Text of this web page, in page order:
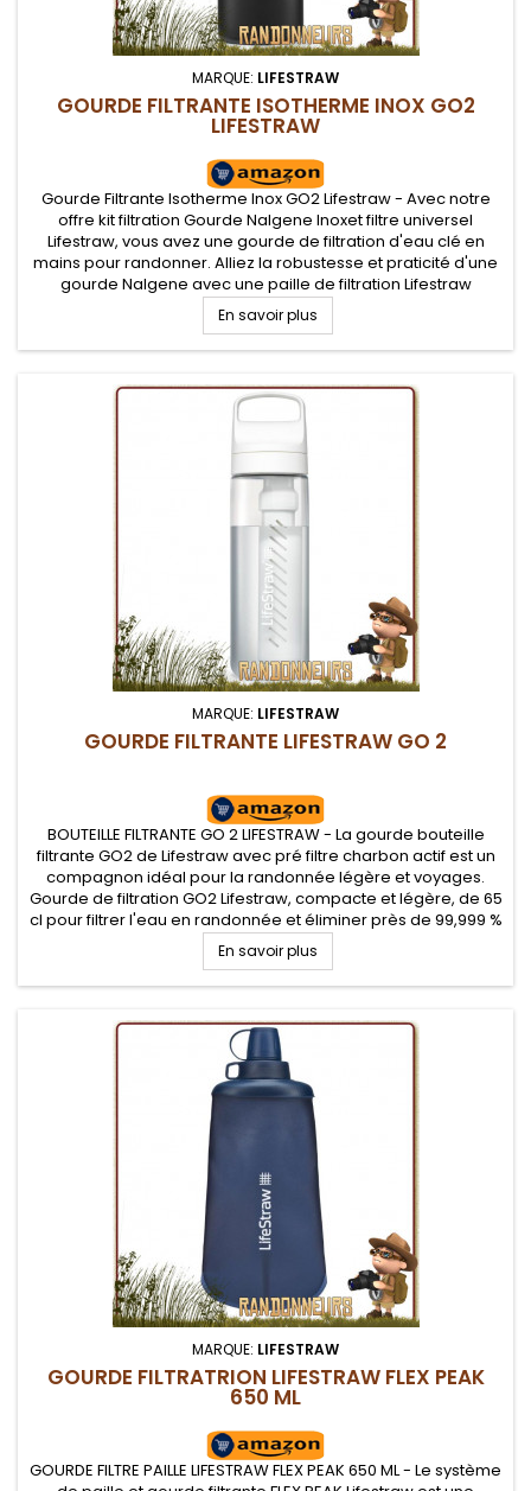
MARQUE: LIFESTRAW
GOURDE FILTRANTE ISOTHERME INOX GO2
LIFESTRAW
Gourde Filtrante Isotherme Inox GO2 Lifestraw - Avec notre
offre kit filtration Gourde Nalgene Inoxet filtre universel
Lifestraw, vous avez une gourde de filtration d'eau clé en
mains pour randonner. Alliez la robustesse et praticité d'une
gourde Nalgene avec une paille de filtration Lifestraw
efficace
En savoir plus
MARQUE: LIFESTRAW
GOURDE FILTRANTE LIFESTRAW GO 2
BOUTEILLE FILTRANTE GO 2 LIFESTRAW - La gourde bouteille
filtrante GO2 de Lifestraw avec pré filtre charbon actif est un
compagnon idéal pour la randonnée légère et voyages.
Gourde de filtration GO2 Lifestraw, compacte et légère, de 65
cl pour filtrer l'eau en randonnée et éliminer près de 99,999 %
des contaminants de l'eau potable
En savoir plus
MARQUE: LIFESTRAW
GOURDE FILTRATRION LIFESTRAW FLEX PEAK
650 ML
GOURDE FILTRE PAILLE LIFESTRAW FLEX PEAK 650 ML - Le système